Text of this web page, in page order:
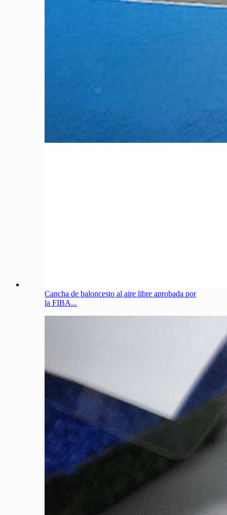
Cancha de baloncesto al aire libre aprobada por
la FIBA...